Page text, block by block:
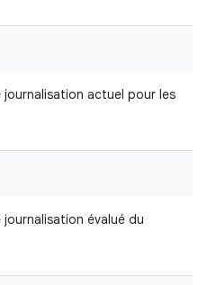
journalisation actuel pour les
journalisation évalué du